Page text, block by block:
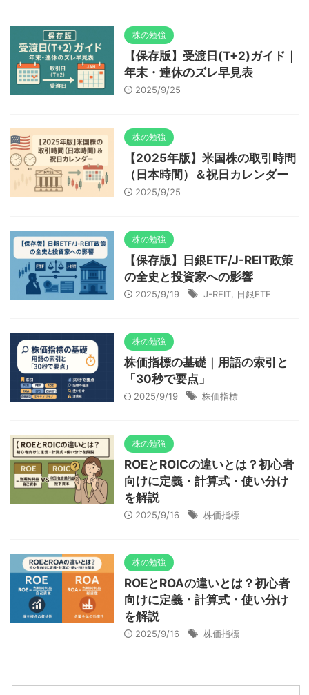
株の勉強
【保存版】受渡日(T+2)ガイド｜
年末・連休のズレ早見表
2025/9/25
株の勉強
【2025年版】米国株の取引時間
（日本時間）＆祝日カレンダー
2025/9/25
株の勉強
【保存版】日銀ETF/J-REIT政策
の全史と投資家への影響
2025/9/19 J-REIT 日銀ETF
株の勉強
株価指標の基礎｜用語の索引と
「30秒で要点」
2025/9/19 株価指標
株の勉強
ROEとROICの違いとは？初心者
向けに定義・計算式・使い分け
を解説
2025/9/16 株価指標
株の勉強
ROEとROAの違いとは？初心者
向けに定義・計算式・使い分け
を解説
2025/9/16 株価指標